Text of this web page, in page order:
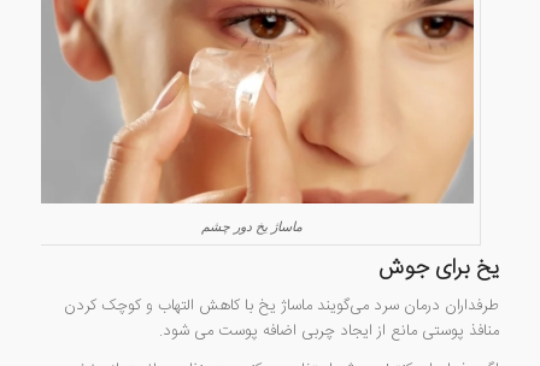
ماساژ یخ دور چشم
یخ برای جوش
طرفداران درمان سرد می‌گویند ماساژ یخ با کاهش التهاب و کوچک کردن
منافذ پوستی مانع از ایجاد چربی اضافه پوست می شود.